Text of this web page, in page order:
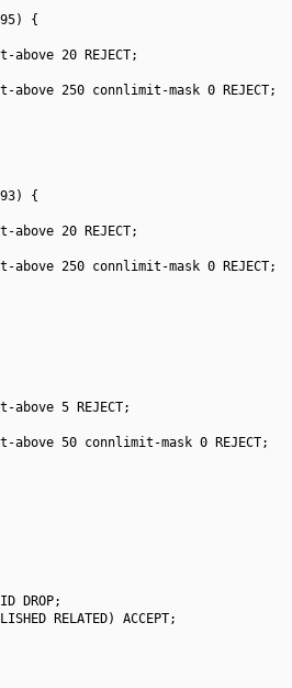
{
20 REJECT;
250 connlimit-mask 0 REJECT;
{
20 REJECT;
250 connlimit-mask 0 REJECT;
5 REJECT;
50 connlimit-mask 0 REJECT;
DROP;
RELATED) ACCEPT;